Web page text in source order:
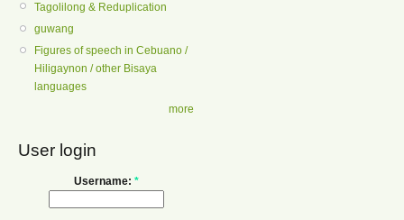
Tagolilong & Reduplication
guwang
Figures of speech in Cebuano /
Hiligaynon / other Bisaya
languages
more
User login
Username: *